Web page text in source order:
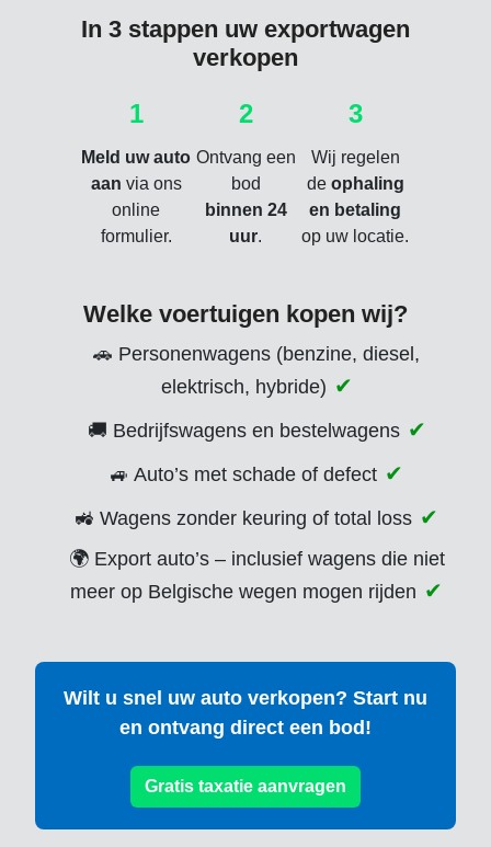
In 3 stappen uw exportwagen
verkopen
1
Meld uw auto
aan via ons
online
formulier.
2
Ontvang een
bod
binnen 24
uur.
3
Wij regelen
de ophaling
en betaling
op uw locatie.
Welke voertuigen kopen wij?
🚗 Personenwagens (benzine, diesel,
elektrisch, hybride)
🚚 Bedrijfswagens en bestelwagens
🚙 Auto’s met schade of defect
🚜 Wagens zonder keuring of total loss
🌍 Export auto’s – inclusief wagens die niet
meer op Belgische wegen mogen rijden
Wilt u snel uw auto verkopen? Start nu
en ontvang direct een bod!
Gratis taxatie aanvragen